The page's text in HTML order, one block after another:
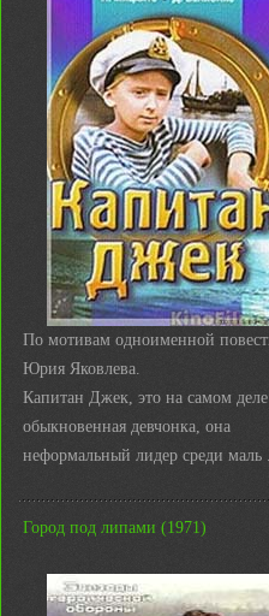
По мотивам одноименной
Юрия Яковлева.
Капитан Джек, это на самом деле
обыкновенная девчонка, она
неформальный лидер среди маль
Город под липами (1971)